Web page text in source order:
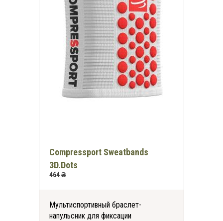
Compressport Sweatbands
3D.Dots
464 ₴
Мультиспортивный браслет-
напульсник для фиксации